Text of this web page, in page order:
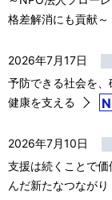
格差解消にも貢献～
2026年7月17日
予防できる社会を
健康を支える
2026年7月10日
支援は続くことで
んだ新たなつながり